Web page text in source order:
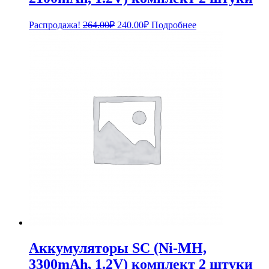
Распродажа! 264.00₽ Первоначальная
240.00₽Текущая
Подробнее
Аккумуляторы SC (Ni-MH,
3300mAh, 1.2V) комплект 2 штуки